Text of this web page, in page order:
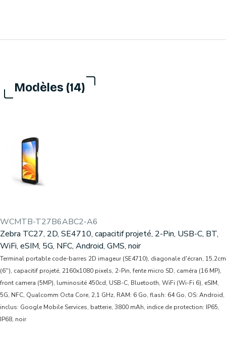
Modèles (14)
WCMTB-T27B6ABC2-A6
Zebra TC27, 2D, SE4710, capacitif projeté, 2-Pin, USB-C, BT,
WiFi, eSIM, 5G, NFC, Android, GMS, noir
Terminal portable code-barres 2D imageur (SE4710), diagonale d'écran, 15,2cm
(6''), capacitif projeté, 2160x1080 pixels, 2-Pin, fente micro SD, caméra (16 MP),
front camera (5MP), luminosité 450cd, USB-C, Bluetooth, WiFi (Wi-Fi 6), eSIM,
5G, NFC, Qualcomm Octa Core, 2,1 GHz, RAM: 6 Go, flash: 64 Go, OS: Android,
inclus: Google Mobile Services, batterie, 3800 mAh, indice de protection: IP65,
IP68, noir